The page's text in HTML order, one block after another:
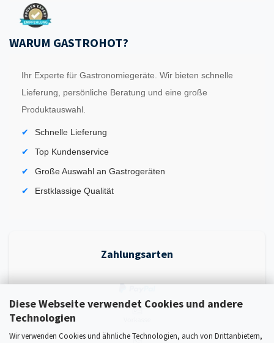
Diese Webseite verwendet Cookies und andere
Technologien
Wir verwenden Cookies und ähnliche Technologien, auch von Drittanbietern,
WARUM GASTROHOT?
Ihr Experte für Gastronomiegeräte. Wir bieten schnelle
Lieferung, persönliche Beratung und eine große
Produktauswahl.
Schnelle Lieferung
Top Kundenservice
Große Auswahl an Gastrogeräten
Erstklassige Qualität
Zahlungsarten